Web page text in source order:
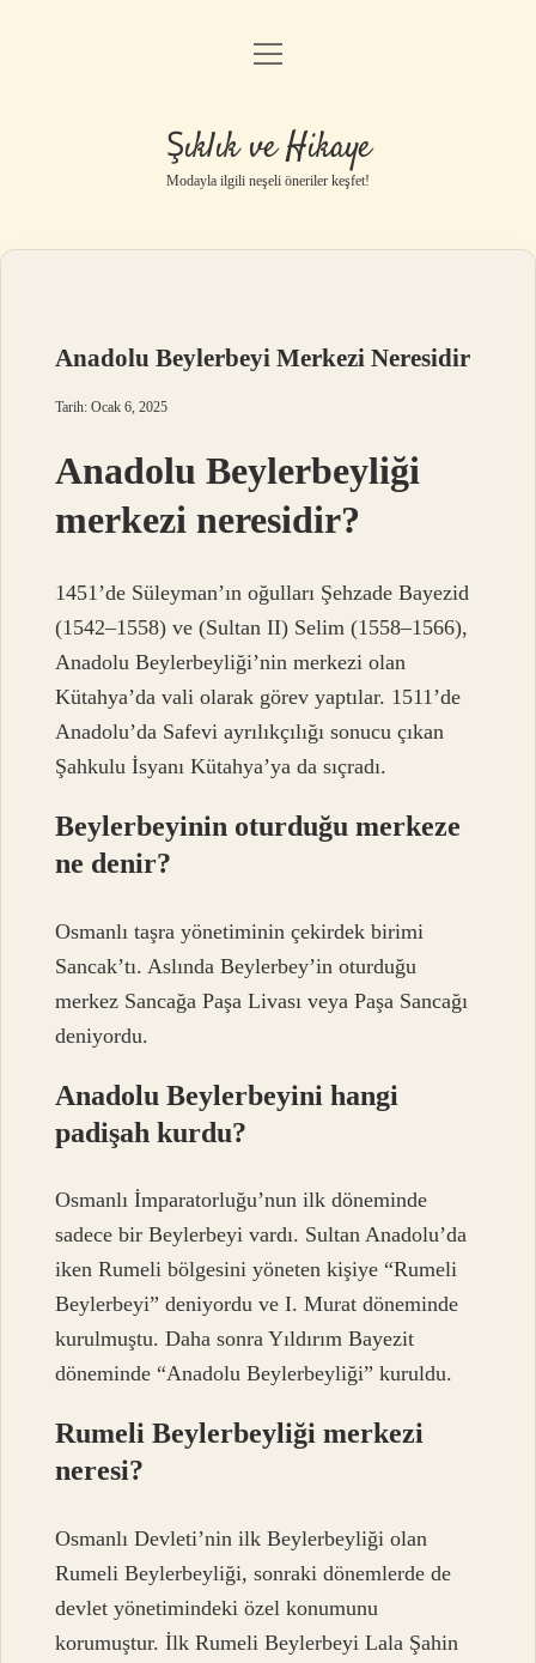
Gizlilik Politikası
Yasal Uyarı
menüyü
Şıklık ve Hikaye
Modayla ilgili neşeli öneriler keşfet!
Anadolu Beylerbeyi Merkezi Neresidir
Tarih: Ocak 6, 2025
Anadolu Beylerbeyliği
merkezi neresidir?
1451’de Süleyman’ın oğulları Şehzade Bayezid
(1542–1558) ve (Sultan II) Selim (1558–1566),
Anadolu Beylerbeyliği’nin merkezi olan
Kütahya’da vali olarak görev yaptılar. 1511’de
Anadolu’da Safevi ayrılıkçılığı sonucu çıkan
Şahkulu İsyanı Kütahya’ya da sıçradı.
Beylerbeyinin oturduğu merkeze
ne denir?
Osmanlı taşra yönetiminin çekirdek birimi
Sancak’tı. Aslında Beylerbey’in oturduğu
merkez Sancağa Paşa Livası veya Paşa Sancağı
deniyordu.
Anadolu Beylerbeyini hangi
padişah kurdu?
Osmanlı İmparatorluğu’nun ilk döneminde
sadece bir Beylerbeyi vardı. Sultan Anadolu’da
iken Rumeli bölgesini yöneten kişiye “Rumeli
Beylerbeyi” deniyordu ve I. Murat döneminde
kurulmuştu. Daha sonra Yıldırım Bayezit
döneminde “Anadolu Beylerbeyliği” kuruldu.
Rumeli Beylerbeyliği merkezi
neresi?
Osmanlı Devleti’nin ilk Beylerbeyliği olan
Rumeli Beylerbeyliği, sonraki dönemlerde de
devlet yönetimindeki özel konumunu
korumuştur. İlk Rumeli Beylerbeyi Lala Şahin